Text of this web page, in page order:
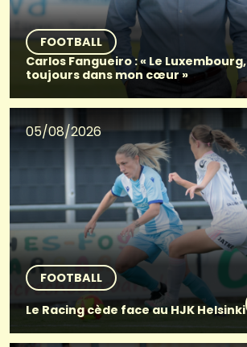
FOOTBALL
Carlos Fangueiro : « Le Luxembourg,
toujours dans mon cœur »
05/08/2026
FOOTBALL
Le Racing cède face au HJK Helsinki